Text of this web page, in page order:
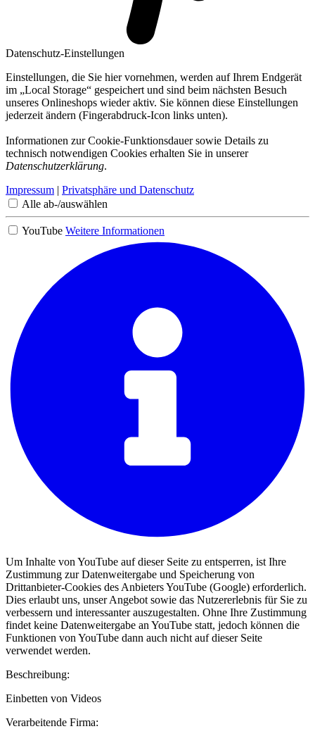
Datenschutz-Einstellungen
Einstellungen, die Sie hier vornehmen, werden auf Ihrem Endgerät
im „Local Storage“ gespeichert und sind beim nächsten Besuch
unseres Onlineshops wieder aktiv. Sie können diese Einstellungen
jederzeit ändern (Fingerabdruck-Icon links unten).
Informationen zur Cookie-Funktionsdauer sowie Details zu
technisch notwendigen Cookies erhalten Sie in unserer
Datenschutzerklärung.
Impressum | Privatsphäre und Datenschutz
Alle ab-/auswählen
YouTube Weitere Informationen
Um Inhalte von YouTube auf dieser Seite zu entsperren, ist Ihre
Zustimmung zur Datenweitergabe und Speicherung von
Drittanbieter-Cookies des Anbieters YouTube (Google) erforderlich.
Dies erlaubt uns, unser Angebot sowie das Nutzererlebnis für Sie zu
verbessern und interessanter auszugestalten. Ohne Ihre Zustimmung
findet keine Datenweitergabe an YouTube statt, jedoch können die
Funktionen von YouTube dann auch nicht auf dieser Seite
verwendet werden.
Beschreibung:
Einbetten von Videos
Verarbeitende Firma: